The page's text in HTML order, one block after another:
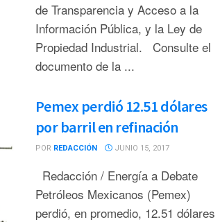
de Transparencia y Acceso a la
Información Pública, y la Ley de
Propiedad Industrial. Consulte el
documento de la ...
Pemex perdió 12.51 dólares
por barril en refinación
POR REDACCIÓN JUNIO 15, 2017
Redacción / Energía a Debate
Petróleos Mexicanos (Pemex)
perdió, en promedio, 12.51 dólares